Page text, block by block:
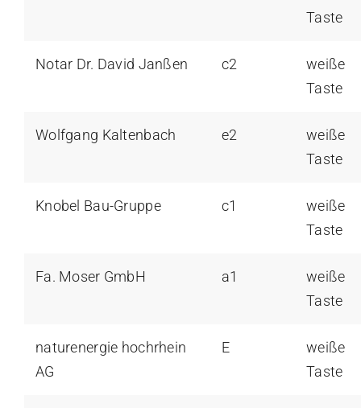
Taste
Notar Dr. David Janßen c2
weiße
Taste
Wolfgang Kaltenbach e2
weiße
Taste
Knobel Bau-Gruppe c1
weiße
Taste
Fa. Moser GmbH a1
weiße
Taste
naturenergie hochrhein
AG
E
weiße
Taste